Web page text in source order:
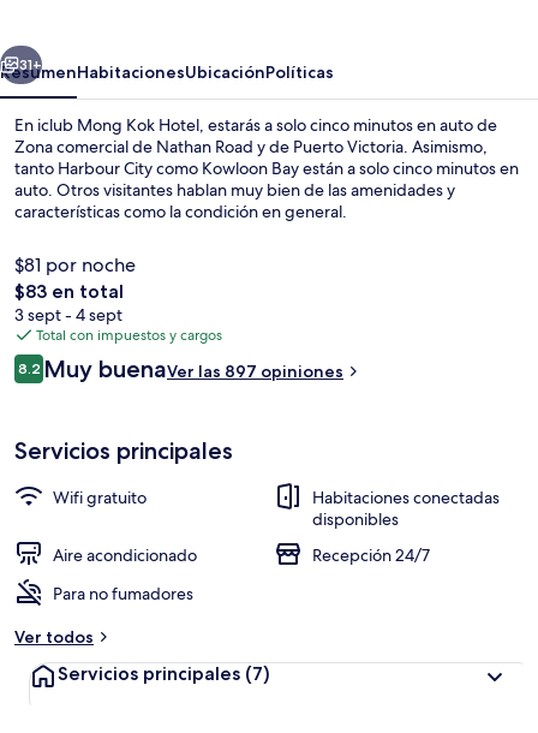
Siguiente
31+
ResumenHabitacionesUbicaciónPolíticas
En iclub Mong Kok Hotel, estarás a solo cinco minutos en auto de
Zona comercial de Nathan Road y de Puerto Victoria. Asimismo,
tanto Harbour City como Kowloon Bay están a solo cinco minutos en
auto. Otros visitantes hablan muy bien de las amenidades y
características como la condición en general.
$81 por noche
El
precio
total
es
de
$83 en total
3 sept - 4 sept
Total con impuestos y cargos
Opiniones
8.28.2 de 10,
Muy buenaVer las 897 opiniones
Servicios principales
Wifi gratuito
Habitaciones conectadas
disponibles
Aire acondicionado
Recepción 24/7
Para no fumadores
Ver todos
Servicios principales (7)